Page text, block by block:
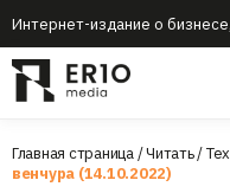
Интернет-издание о
Главная страница/Читать/
венчура (14.10.2022)